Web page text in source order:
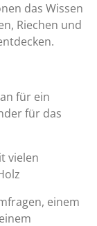
das Wissen
Riechen und
für ein
für das
vielen
einem